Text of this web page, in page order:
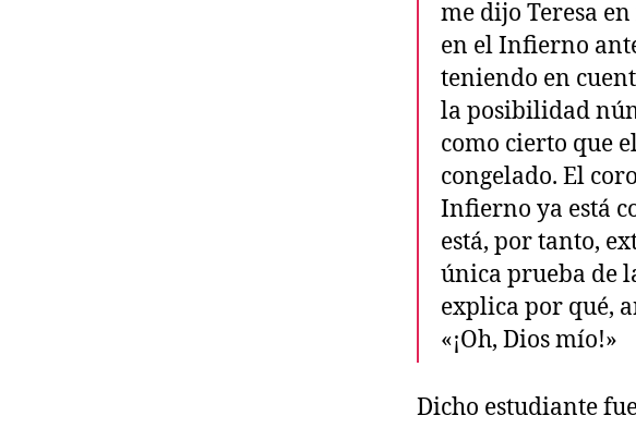
me dijo Teresa
en el Infierno
teniendo en
la posibilidad
como cierto que
congelado. El
Infierno ya está
está, por tanto,
única prueba de
explica por qué,
«¡Oh, Dios mío!»
Dicho estudiante